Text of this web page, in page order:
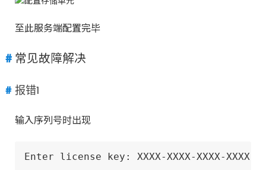
至此服务端配置完毕
常见故障解决
报错1
输入序列号时出现
Enter license key: XXXX-XXXX-XXXX-XXXX-